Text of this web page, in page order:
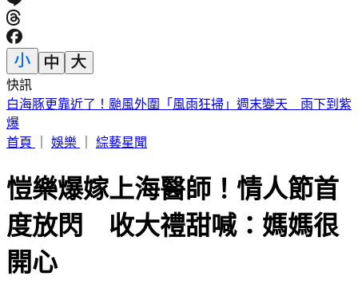
快訊
南港瑪莎拉蒂撞路邊車輛！駕駛肇逃留「喪屍菸彈」
首頁
愷樂爆嫁上海醫師！情人節首
度放閃 收大禮甜喊：媽媽很
開心